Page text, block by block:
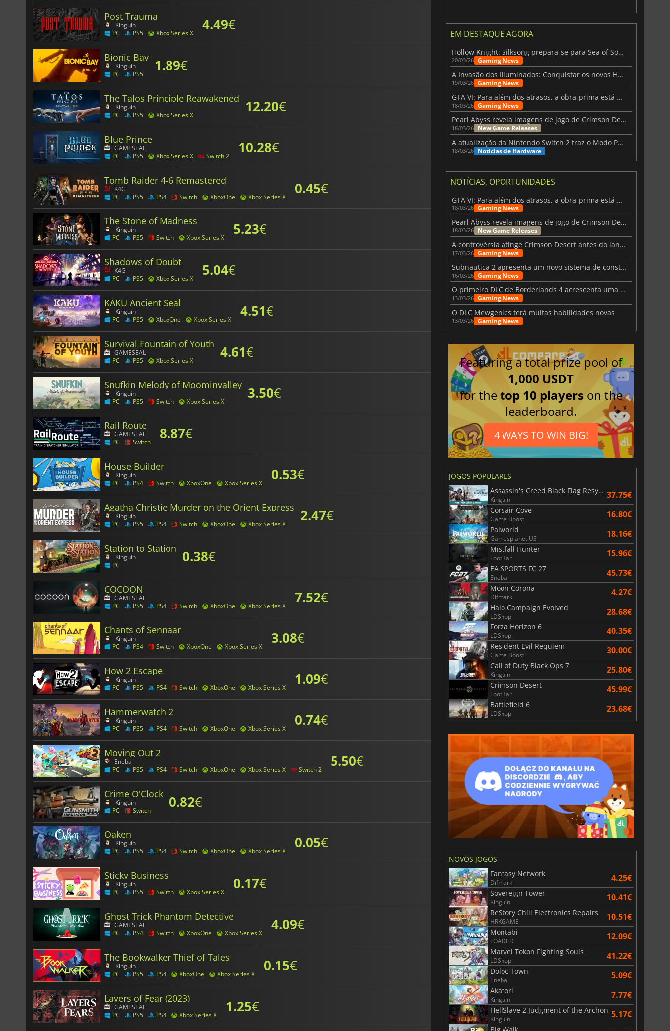
Post Trauma
Kinguin
PC
PS5 Xbox Series X 4.49€
Bionic Bay
Kinguin
PC
PS5 1.89€
The Talos Principle Reawakened
Kinguin
PC
PS5 Xbox Series X 12.20€
Blue Prince
GAMESEAL
PC
PS5 Xbox Series X Switch 2 10.28€
Tomb Raider 4-6 Remastered
K4G
PC
PS5 PS4 Switch XboxOne Xbox Series X 0.45€
The Stone of Madness
Kinguin
PC
PS5 Switch Xbox Series X 5.23€
Shadows of Doubt
K4G
PC
PS5 Xbox Series X 5.04€
KAKU Ancient Seal
Kinguin
PC
PS5 XboxOne Xbox Series X 4.51€
Survival Fountain of Youth
GAMESEAL
PC
PS5 Xbox Series X 4.61€
Snufkin Melody of Moominvalley
Kinguin
PC
PS5 Switch Xbox Series X 3.50€
Rail Route
GAMESEAL
PC
Switch 8.87€
House Builder
Kinguin
PC
PS4 Switch XboxOne Xbox Series X 0.53€
Agatha Christie Murder on the Orient Express
Kinguin
PC
PS5 PS4 Switch XboxOne Xbox Series X 2.47€
Station to Station
Kinguin
PC
0.38€
COCOON
GAMESEAL
PC
PS5 PS4 Switch XboxOne Xbox Series X 7.52€
Chants of Sennaar
Kinguin
PC
PS4 Switch XboxOne Xbox Series X 3.08€
How 2 Escape
Kinguin
PC
PS5 PS4 Switch XboxOne Xbox Series X 1.09€
Hammerwatch 2
Kinguin
PC
PS5 PS4 Switch XboxOne Xbox Series X 0.74€
Moving Out 2
Eneba
PC
PS5 PS4 Switch XboxOne Xbox Series X Switch 2 5.50€
Crime O'Clock
Kinguin
PC
Switch 0.82€
Oaken
Kinguin
PC
PS5 PS4 Switch XboxOne Xbox Series X 0.05€
Sticky Business
Kinguin
PC
PS5 Switch Xbox Series X 0.17€
Ghost Trick Phantom Detective
GAMESEAL
PC
PS4 Switch XboxOne Xbox Series X 4.09€
The Bookwalker Thief of Tales
Kinguin
PC
PS5 PS4 XboxOne Xbox Series X 0.15€
Layers of Fear (2023)
GAMESEAL
PC
PS5 PS4 Xbox Series X 1.25€
EM DESTAQUE AGORA
Hollow Knight: Silksong prepara-se para Sea of Sorrow com um patch
20/03/26 Gaming News
A Invasão dos Illuminados: Conquistar os novos Helldivers 2 Atualização!
19/03/26 Gaming News
GTA VI: Para além dos atrasos, a obra-prima está quase a chegar
18/03/26 Gaming News
Pearl Abyss revela imagens de jogo de Crimson Desert para a PS5
18/03/26 New Game Releases
A atualização da Nintendo Switch 2 traz o Modo Portátil aos jogos mais antigos da Switch
18/03/26 Notícias de Hardware
NOTÍCIAS, OPORTUNIDADES
GTA VI: Para além dos atrasos, a obra-prima está quase a chegar
18/03/26 Gaming News
Pearl Abyss revela imagens de jogo de Crimson Desert para a PS5
18/03/26 New Game Releases
A controvérsia atinge Crimson Desert antes do lançamento
17/03/26 Gaming News
Subnautica 2 apresenta um novo sistema de construção de bases
16/03/26 Gaming News
O primeiro DLC de Borderlands 4 acrescenta uma nova personagem e muito mais
13/03/26 Gaming News
O DLC Mewgenics terá muitas habilidades novas
13/03/26 Gaming News
Featuring a total prize pool of
1,000 USDT
for thetop 10 players on the
leaderboard.
4 WAYS TO WIN BIG!
JOGOS POPULARES
Assassin's Creed Black Flag Resynced
Kinguin 37.75€
Corsair Cove
Game Boost 16.80€
Palworld
Gamesplanet US 18.16€
Mistfall Hunter
LootBar 15.96€
EA SPORTS FC 27
Eneba 45.73€
Moon Corona
Difmark 4.27€
Halo Campaign Evolved
LDShop 28.68€
Forza Horizon 6
LDShop 40.35€
Resident Evil Requiem
Game Boost 30.00€
Call of Duty Black Ops 7
Kinguin 25.80€
Crimson Desert
LootBar 45.99€
Battlefield 6
LDShop 23.68€
NOVOS JOGOS
Fantasy Network
Difmark 4.25€
Sovereign Tower
Kinguin 10.41€
ReStory Chill Electronics Repairs
HRKGAME 10.51€
Montabi
LOADED 12.09€
Marvel Tokon Fighting Souls
LDShop 41.22€
Doloc Town
Eneba 5.09€
Akatori
Kinguin 7.77€
HellSlave 2 Judgment of the Archon
Kinguin 5.17€